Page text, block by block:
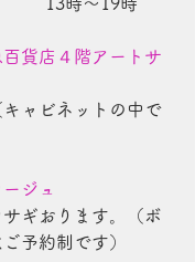
貨店４階アートサ
ャビネットの中で
ジュ
ギおります。（ボ
予約制です）